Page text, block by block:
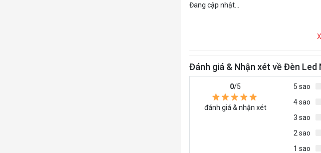
Đang cập nhật...
Đánh giá & Nhận xét về Đèn Led
0/5
đánh giá & nhận xét
5 sao
4 sao
3 sao
2 sao
1 sao